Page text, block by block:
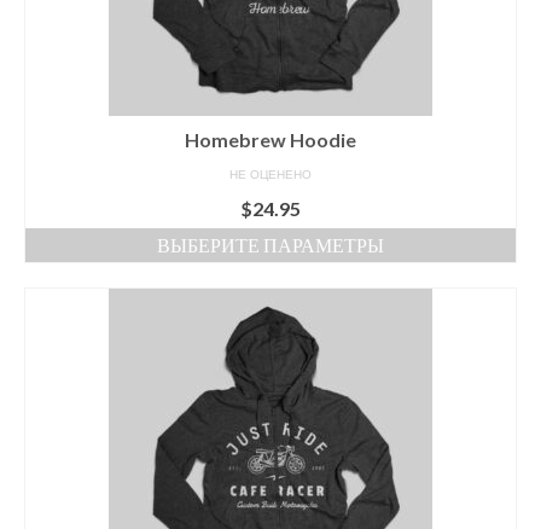
товара.
Homebrew Hoodie
НЕ ОЦЕНЕНО
$24.95
ВЫБЕРИТЕ ПАРАМЕТРЫ
имеет
несколько
вариаций.
Опции
можно
выбрать
на
странице
товара.